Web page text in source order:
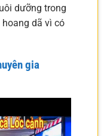
dưỡng trong
dã vì có
gia